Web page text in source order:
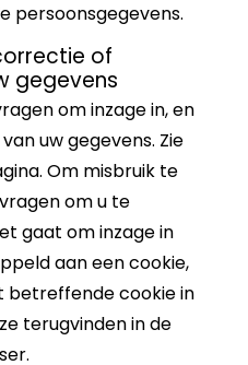
persoonsgegevens.
of
gegevens
om inzage in, en
uw gegevens. Zie
Om misbruik te
om u te
gaat om inzage in
aan een cookie,
betreffende cookie in
terugvinden in de